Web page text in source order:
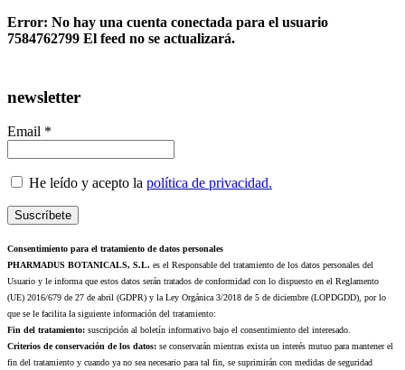
Error: No hay una cuenta conectada para el usuario
7584762799 El feed no se actualizará.
newsletter
Email *
He leído y acepto la política de privacidad.
Consentimiento para el tratamiento de datos personales
PHARMADUS BOTANICALS, S.L. es el Responsable del tratamiento de los datos personales del
Usuario y le informa que estos datos serán tratados de conformidad con lo dispuesto en el Reglamento
(UE) 2016/679 de 27 de abril (GDPR) y la Ley Orgánica 3/2018 de 5 de diciembre (LOPDGDD), por lo
que se le facilita la siguiente información del tratamiento:
Fin del tratamiento: suscripción al boletín informativo bajo el consentimiento del interesado.
Criterios de conservación de los datos: se conservarán mientras exista un interés mutuo para mantener el
fin del tratamiento y cuando ya no sea necesario para tal fin, se suprimirán con medidas de seguridad